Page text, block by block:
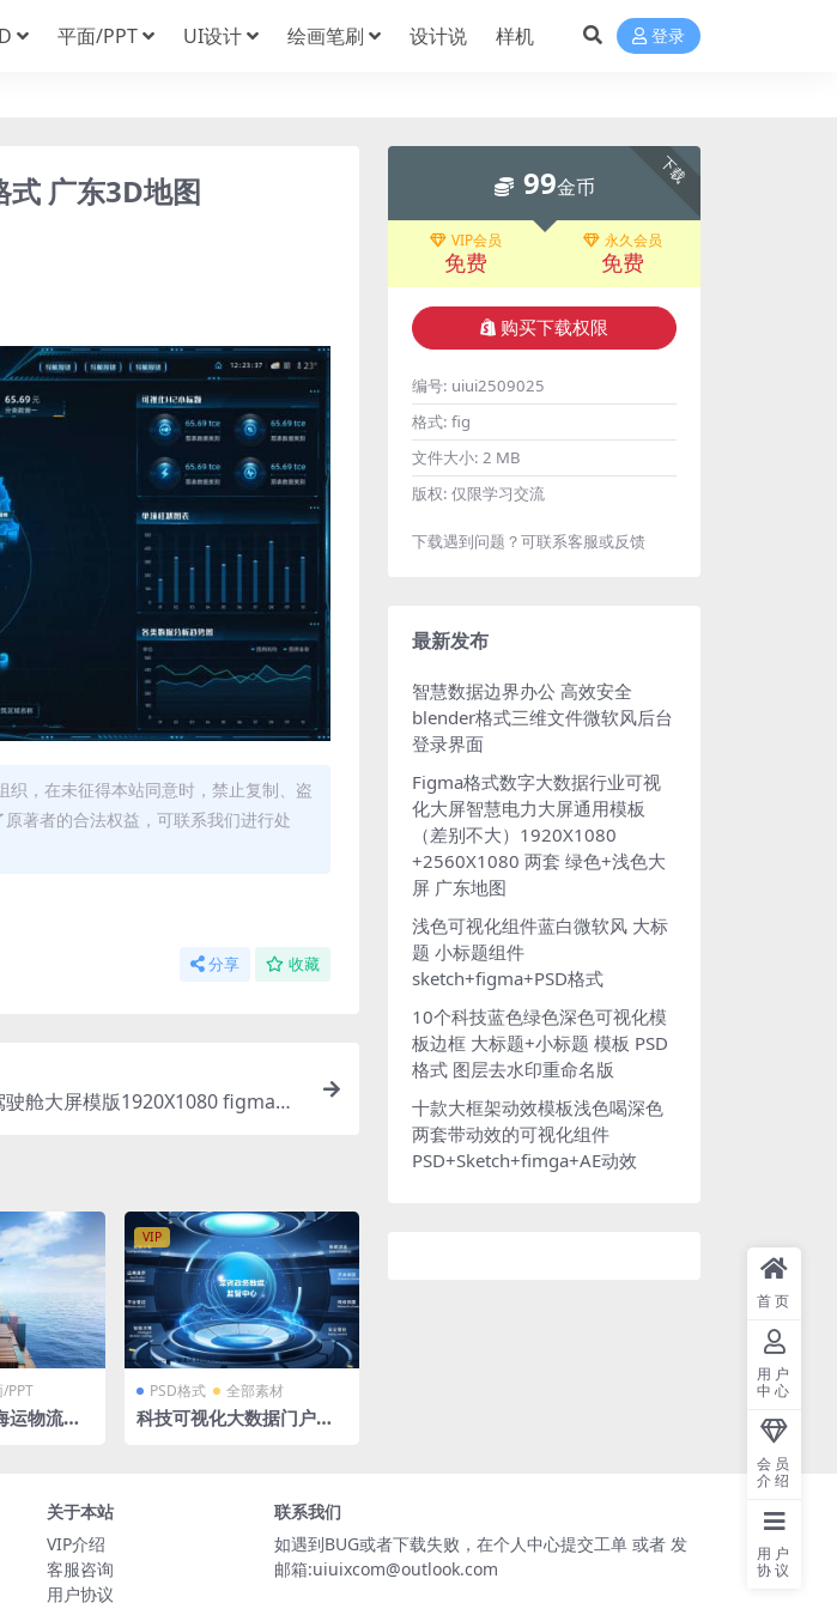
平面/PPT UI设计 绘画笔刷 设计说 样机 登录
广东3D地图
，在未征得本站同意时，禁止复制、盗
著者的合法权益，可联系我们进行处
分享 收藏
舱大屏模版1920X1080 figma格
PPT
运物流集
VIP
PSD格式 全部素材
科技可视化大数据门户数
下载
99金币
VIP会员
免费
永久会员
免费
购买下载权限
编号: uiui2509025
格式: fig
文件大小: 2 MB
版权: 仅限学习交流
下载遇到问题？可联系客服或反馈
最新发布
智慧数据边界办公 高效安全
blender格式三维文件微软风后台
登录界面
Figma格式数字大数据行业可视
化大屏智慧电力大屏通用模板
（差别不大）1920X1080
+2560X1080 两套 绿色+浅色大
屏 广东地图
浅色可视化组件蓝白微软风 大标
题 小标题组件
sketch+figma+PSD格式
10个科技蓝色绿色深色可视化模
板边框 大标题+小标题 模板 PSD
格式 图层去水印重命名版
十款大框架动效模板浅色喝深色
两套带动效的可视化组件
PSD+Sketch+fimga+AE动效
关于本站
VIP介绍
客服咨询
用户协议
联系我们
如遇到BUG或者下载失败，在个人中心提交工单 或者 发
邮箱:uiuixcom@outlook.com
首页
用户
中心
会员
介绍
用户
协议